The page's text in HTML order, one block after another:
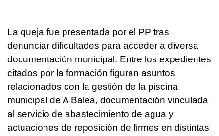
La queja fue presentada por el PP tras
denunciar dificultades para acceder a diversa
documentación municipal. Entre los expedientes
citados por la formación figuran asuntos
relacionados con la gestión de la piscina
municipal de A Balea, documentación vinculada
al servicio de abastecimiento de agua y
actuaciones de reposición de firmes en distintas